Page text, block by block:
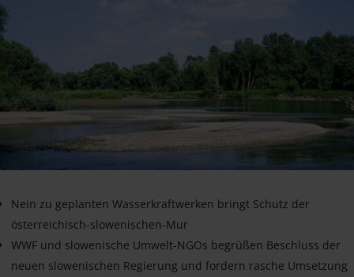
Nein zu geplanten Wasserkraftwerken bringt Schutz der
österreichisch-slowenischen-Mur
WWF und slowenische Umwelt-NGOs begrüßen Beschluss der
neuen slowenischen Regierung und fordern rasche Umsetzung